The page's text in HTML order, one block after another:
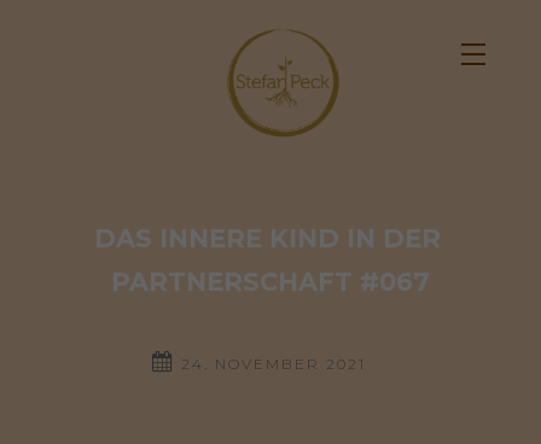
DAS INNERE KIND IN DER
PARTNERSCHAFT #067
24. NOVEMBER 2021